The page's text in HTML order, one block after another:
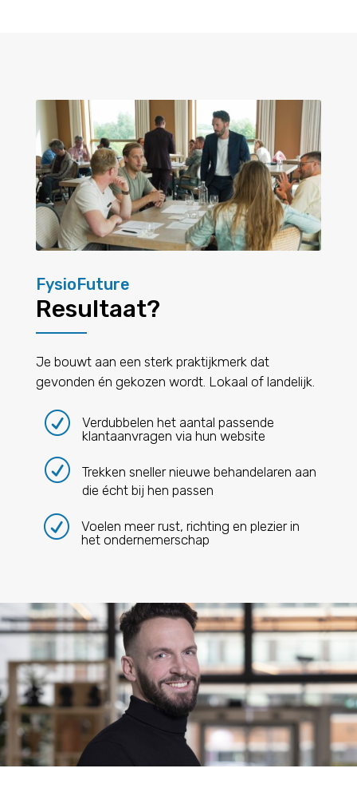
FysioFuture
Resultaat?
Je bouwt aan een sterk praktijkmerk dat
gevonden én gekozen wordt. Lokaal of landelijk.
R
Verdubbelen het aantal passende
klantaanvragen via hun website
R
Trekken sneller nieuwe behandelaren aan
die écht bij hen passen
R
Voelen meer rust, richting en plezier in
het ondernemerschap